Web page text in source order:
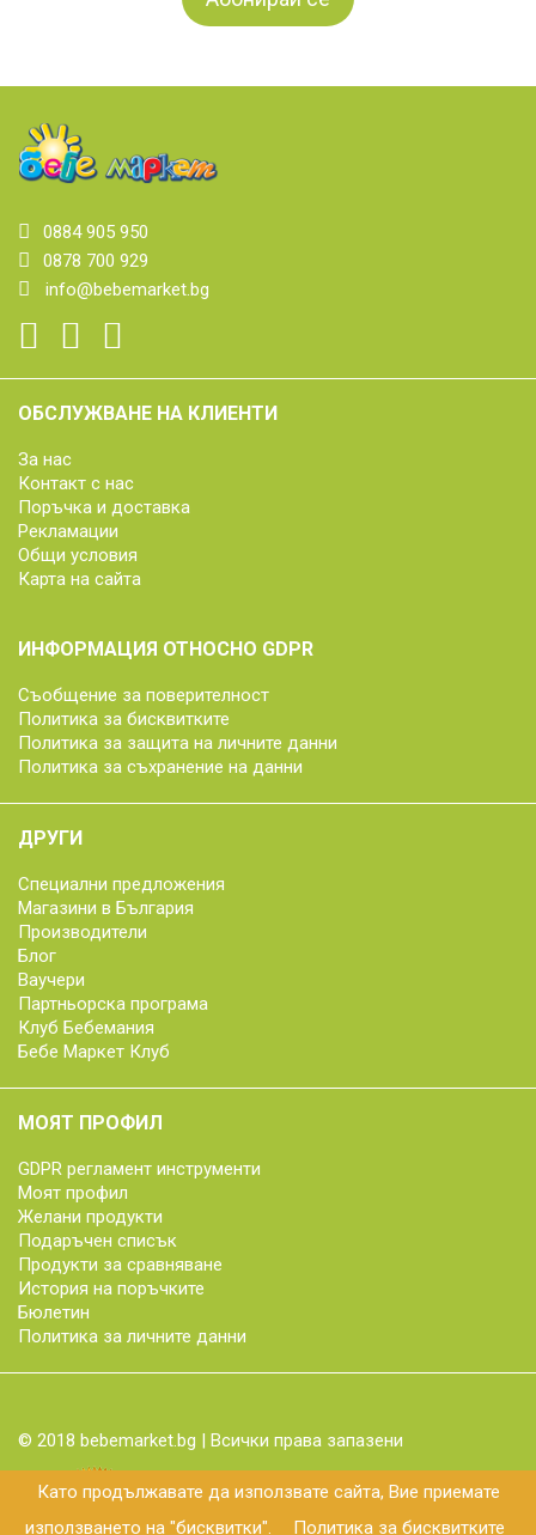
Като продължавате да използвате сайта, Вие приемате
използването на "бисквитки".
Политика за бисквитките
0884 905 950
0878 700 929
info@bebemarket.bg
ОБСЛУЖВАНЕ НА КЛИЕНТИ
За нас
Контакт с нас
Поръчка и доставка
Рекламации
Общи условия
Карта на сайта
ИНФОРМАЦИЯ ОТНОСНО GDPR
Съобщение за поверителност
Политика за бисквитките
Политика за защита на личните данни
Политика за съхранение на данни
ДРУГИ
Специални предложения
Магазини в България
Производители
Блог
Ваучери
Партньорска програма
Клуб Бебемания
Бебе Маркет Клуб
МОЯТ ПРОФИЛ
GDPR регламент инструменти
Моят профил
Желани продукти
Подаръчен списък
Продукти за сравняване
История на поръчките
Бюлетин
Политика за личните данни
© 2018 bebemarket.bg | Всички права запазени